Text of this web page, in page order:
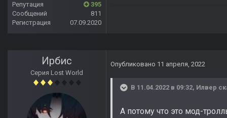
Репутация
395
Сообщений
811
Регистрация
07.09.2020
Ирбис
Серия Lost World
Опубликовано 11 апреля, 2022
В 11.04.2022 в 09:32, Илвер
А потому что это мод-